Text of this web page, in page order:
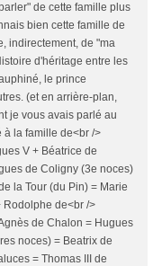
de cette famille plus
bien cette famille de
indirectement, de "ma
d'héritage entre les
le prince
(et en arrière-plan,
je vous avais parlé au
à la famille de<br />
V + Béatrice de
de Coligny (3e noces)
la Tour (du Pin) = Marie
Rodolphe de<br />
de Chalon = Hugues
noces) = Beatrix de
= Thomas III de